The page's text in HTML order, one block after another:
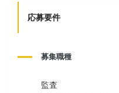
応募要件
募集職種
監査